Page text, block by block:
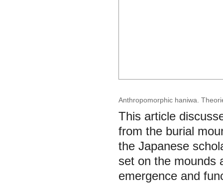
Anthropomorphic haniwa.
This article
from the burial
the Japanese
set on the mounds
emergence and